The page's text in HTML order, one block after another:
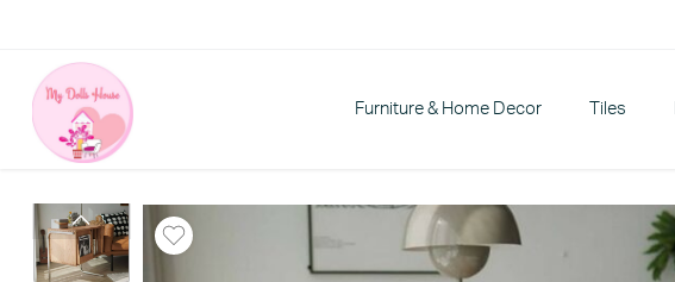
Furniture & Home Decor Tiles